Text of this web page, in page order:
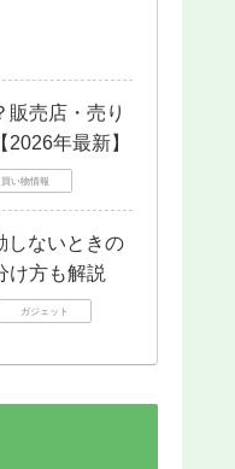
販売店・売り
年最新】
買い物情報
しないときの
け方も解説
ガジェット